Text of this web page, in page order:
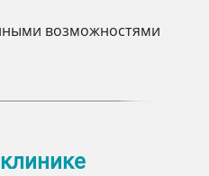
возможностями